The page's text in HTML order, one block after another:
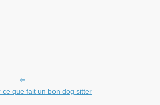
ce que fait un bon dog sitter